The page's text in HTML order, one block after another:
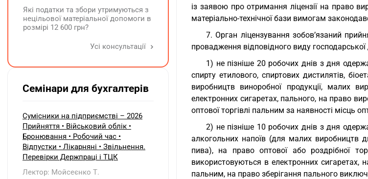
із заявою про отримання ліцензії на право
матеріально-технічної бази вимогам
7. Орган ліцензування зобов’язаний
провадження відповідного виду господарської
1) не пізніше 20 робочих днів з дня
спирту етилового, спиртових дистилятів,
виробництв виноробної продукції, малих
електронних сигаретах, пального, на право
оптової торгівлі пальним за наявності місць
2) не пізніше 10 робочих днів з дня
алкогольних напоїв (для малих виробництв
пива), на право оптової або роздрібної
використовуються в електронних сигаретах,
пальним, на право зберігання пального
для ГО по запиту на реєстрацію - це
фото цих рекламних об'яв. Чи
виникає у ФОПа зобов'язання по
Чи є будь які податкові наслідки по
Які податки та збори утримуються з
нецільової матеріальної допомоги в
розмірі 12 600 грн?
Усі консультації
Семінари для бухгалтерів
Сумісники на підприємстві – 2026
Прийняття • Військовий облік •
Бронювання • Робочий час •
Відпустки • Лікарняні • Звільнення.
Перевірки Держпраці і ТЦК
Лектор: Мойсеєнко Т.